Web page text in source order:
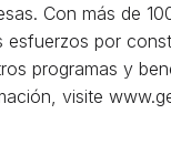
Con más de
por
programas y
visite